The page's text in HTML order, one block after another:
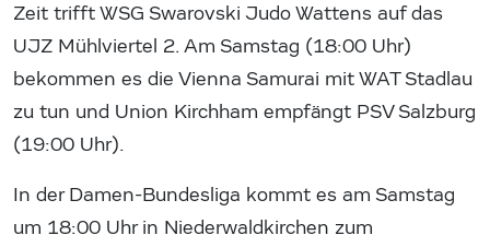
Zeit trifft WSG Swarovski Judo Wattens auf das
UJZ Mühlviertel 2. Am Samstag (18:00 Uhr)
bekommen es die Vienna Samurai mit WAT Stadlau
zu tun und Union Kirchham empfängt PSV Salzburg
(19:00 Uhr).
In der Damen-Bundesliga kommt es am Samstag
um 18:00 Uhr in Niederwaldkirchen zum